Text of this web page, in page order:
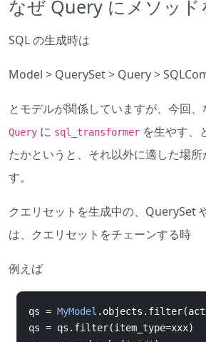
なぜ Query にメソッド
SQL の生成時は
Model > QuerySet > Query >
とモデルが関係していますが、今回
Query に sql_transformer を生やす、
たかというと、それ以外に適した場
す。
クエリセットを生成中の、QuerySet
は、クエリセットをチェーンする時
例えば
qs = MyModel . objects . filter(
qs = qs . filter(item_type=xxx)